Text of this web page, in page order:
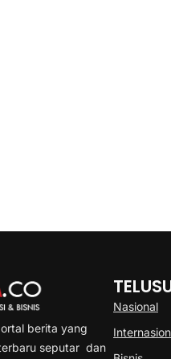
berita yang
seputar dan
Nasional